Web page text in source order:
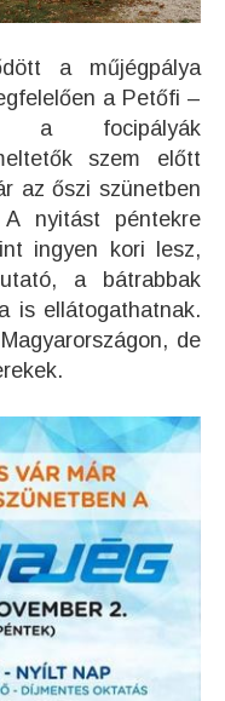
a műjégpálya
a Petőfi –
a focipályák
szem előtt
az őszi szünetben
nyitást péntekre
ingyen kori lesz,
a bátrabbak
is ellátogathatnak.
de